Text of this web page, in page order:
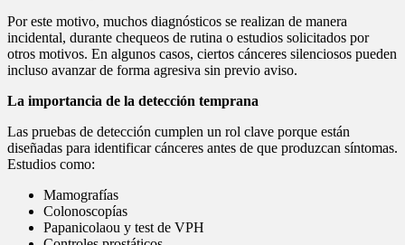
Por este motivo, muchos diagnósticos se realizan de manera
incidental, durante chequeos de rutina o estudios solicitados por
otros motivos. En algunos casos, ciertos cánceres silenciosos pueden
incluso avanzar de forma agresiva sin previo aviso.
La importancia de la detección temprana
Las pruebas de detección cumplen un rol clave porque están
diseñadas para identificar cánceres antes de que produzcan síntomas.
Estudios como:
Mamografías
Colonoscopías
Papanicolaou y test de VPH